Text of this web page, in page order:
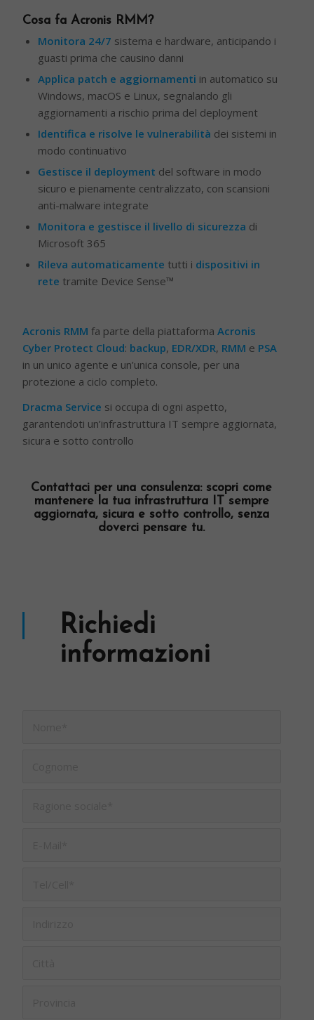
Cosa fa Acronis RMM?
Monitora 24/7 sistema e hardware, anticipando i
guasti prima che causino danni
Applica patch e aggiornamenti in automatico su
Windows, macOS e Linux, segnalando gli
aggiornamenti a rischio prima del deployment
Identifica e risolve le vulnerabilità dei sistemi in
modo continuativo
Gestisce il deployment del software in modo
sicuro e pienamente centralizzato, con scansioni
anti-malware integrate
Monitora e gestisce il livello di sicurezza di
Microsoft 365
Rileva automaticamente tutti i dispositivi in
rete tramite Device Sense™
Acronis RMM fa parte della piattaformaAcronis
Cyber Protect Cloud: backup, EDR/XDR, RMM e PSA
in un unico agente e un’unica console, per una
protezione a ciclo completo.
Dracma Service si occupa di ogni aspetto,
garantendoti un’infrastruttura IT sempre aggiornata,
sicura e sotto controllo
Contattaci per una consulenza: scopri come
mantenere la tua infrastruttura IT sempre
aggiornata, sicura e sotto controllo, senza
doverci pensare tu.
Richiedi
informazioni